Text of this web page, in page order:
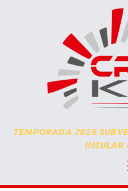
TEMPORADA 2026
INSULAR